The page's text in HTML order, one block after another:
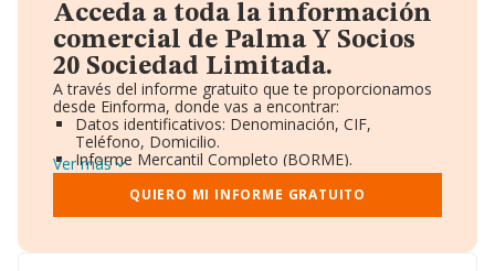
Acceda a toda la información
comercial de Palma Y Socios
20 Sociedad Limitada.
A través del informe gratuito que te proporcionamos
desde Einforma, donde vas a encontrar:
Datos identificativos: Denominación, CIF,
Teléfono, Domicilio.
Informe Mercantil Completo (BORME).
Gráficos de Evolución Ventas y Empleados.
Consejo de Administración y Administradores.
Directivos y Ejecutivos.
Ver más
QUIERO MI INFORME GRATUITO